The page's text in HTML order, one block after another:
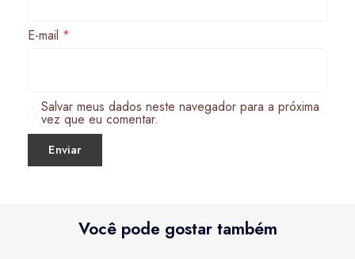
E-mail *
Salvar meus dados neste navegador para a próxima
vez que eu comentar.
Você pode gostar também